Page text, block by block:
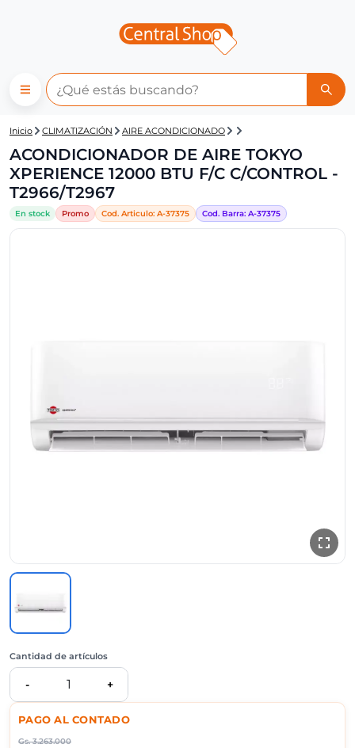
Central Shop:
Inicio CLIMATIZACIÓN AIRE ACONDICIONADO
ACONDICIONADOR DE AIRE TOKYO
XPERIENCE 12000 BTU F/C C/CONTROL -
T2966/T2967
En stock Promo Cod. Articulo: A-37375 Cod. Barra: A-37375
PAGO AL CONTADO
Gs. 3.263.000
Cantidad de artículos
- 1 +